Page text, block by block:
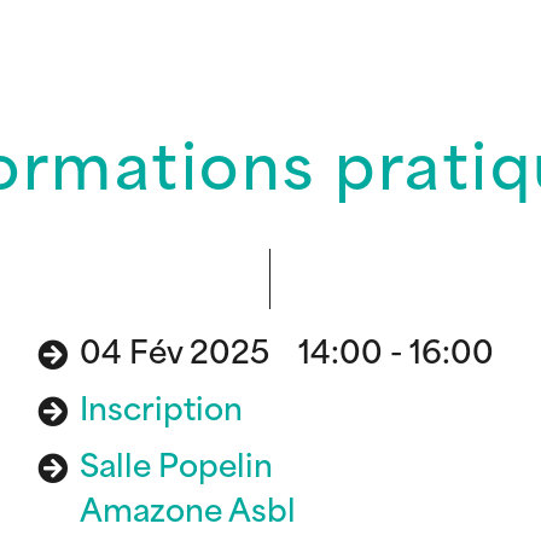
04 Fév 2025 14:00 - 16:00
Inscription
Salle Popelin
Amazone Asbl